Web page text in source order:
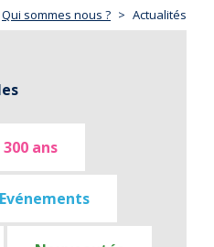
Qui sommes nous ? Actualités
300 ans
Evénements